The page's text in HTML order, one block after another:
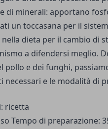
di minerali: apportano
un toccasana per il
dieta per il cambio di
a difendersi meglio.
pollo e dei funghi,
necessari e le modalità di
ricetta
Tempo di preparazione: